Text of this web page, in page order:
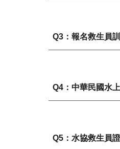
Q3：報名救生 員
Q4：中華民國水
Q5：水協救生員